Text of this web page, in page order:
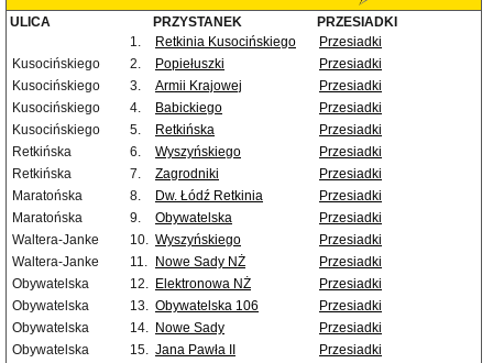
ULICA PRZYSTANEK
PRZESIADKI
1.
Retkinia Kusocińskiego
Przesiadki
Kusocińskiego
2. Popiełuszki
Przesiadki
Kusocińskiego
3. Armii Krajowej
Przesiadki
Kusocińskiego
4. Babickiego
Przesiadki
Kusocińskiego
5. Retkińska
Przesiadki
Retkińska
6. Wyszyńskiego
Przesiadki
Retkińska
7. Zagrodniki
Przesiadki
Maratońska
8. Dw. Łódź Retkinia
Przesiadki
Maratońska
9. Obywatelska
Przesiadki
Waltera-Janke
10. Wyszyńskiego
Przesiadki
Waltera-Janke
11. Nowe Sady NŻ
Przesiadki
Obywatelska
12. Elektronowa NŻ
Przesiadki
Obywatelska
13. Obywatelska 106
Przesiadki
Obywatelska
14. Nowe Sady
Przesiadki
Obywatelska
15. Jana Pawła II
Przesiadki